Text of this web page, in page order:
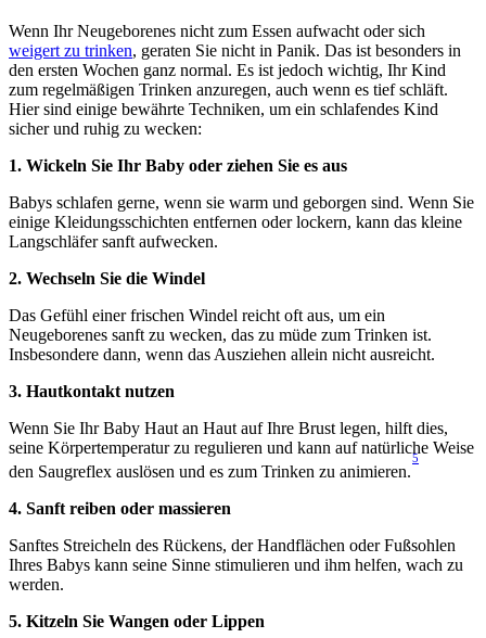
weigert zu trinken, geraten Sie nicht in Panik. Das ist besonders in
den ersten Wochen ganz normal. Es ist jedoch wichtig, Ihr Kind
zum regelmäßigen Trinken anzuregen, auch wenn es tief schläft.
Hier sind einige bewährte Techniken, um ein schlafendes Kind
sicher und ruhig zu wecken:
1. Wickeln Sie Ihr Baby oder ziehen Sie es aus
Babys schlafen gerne, wenn sie warm und geborgen sind. Wenn Sie
einige Kleidungsschichten entfernen oder lockern, kann das kleine
Langschläfer sanft aufwecken.
2. Wechseln Sie die Windel
Das Gefühl einer frischen Windel reicht oft aus, um ein
Neugeborenes sanft zu wecken, das zu müde zum Trinken ist.
Insbesondere dann, wenn das Ausziehen allein nicht ausreicht.
3. Hautkontakt nutzen
Wenn Sie Ihr Baby Haut an Haut auf Ihre Brust legen, hilft dies,
seine Körpertemperatur zu regulieren und kann auf natürliche Weise
den Saugreflex auslösen und es zum Trinken zu animieren.
5
4. Sanft reiben oder massieren
Sanftes Streicheln des Rückens, der Handflächen oder Fußsohlen
Ihres Babys kann seine Sinne stimulieren und ihm helfen, wach zu
werden.
5. Kitzeln Sie Wangen oder Lippen